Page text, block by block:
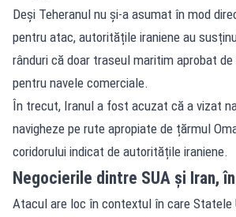
Deși Teheranul nu și-a asumat în mod
pentru atac, autoritățile iraniene au
rânduri că doar traseul maritim aprobat
pentru navele comerciale.
În trecut, Iranul a fost acuzat că a vizat
navigheze pe rute apropiate de țărmul
coridorului indicat de autoritățile iraniene.
Negocierile dintre SUA și Iran,
Atacul are loc în contextul în care Statele